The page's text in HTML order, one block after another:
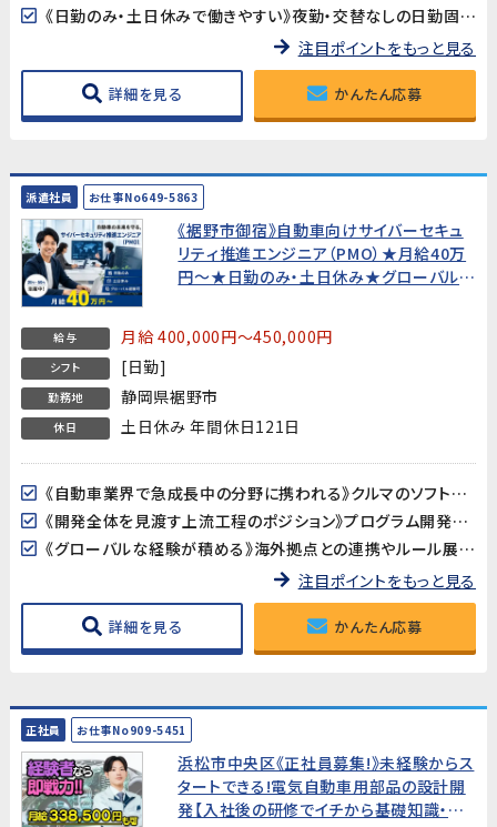
《日勤のみ・土日休みで働きやすい》夜勤・交替なしの日勤固定。基本土日休みで、プライベートとのバランスが取りやすい環境です。
注目ポイントをもっと見る
詳細を見る かんたん応募
派遣社員 お仕事No649-5863
《裾野市御宿》自動車向けサイバーセキュ
リティ推進エンジニア（PMO）★月給40万
円〜★日勤のみ・土日休み★グローバル経
給与 月給 400,000円～450,000円
シフト [日勤]
勤務地 静岡県裾野市
休日 土日休み 年間休日121日
《自動車業界で急成長中の分野に携われる》クルマのソフトウェア化が進む中、製品サイバーセキュリティは今最も注目される技術領域のひとつ。業界の最前線で、将来性の高い専門知識を身につけることができます。
《開発全体を見渡す上流工程のポジション》プログラム開発や設計ではなく、「プロジェクトが正しく進んでいるか」を確認・調整する推進役。PMOやプロジェクトリーダーを目指したい方に最適な環境です。
《グローバルな経験が積める》海外拠点との連携やルール展開など、国際的な業務に携われます。英語力は不問ですが、グローバルな視点を持った仕事を経験したい方にぴったりです。
注目ポイントをもっと見る
詳細を見る かんたん応募
正社員 お仕事No909-5451
浜松市中央区《正社員募集!》未経験からス
タートできる!電気自動車用部品の設計開
発【入社後の研修でイチから基礎知識・技